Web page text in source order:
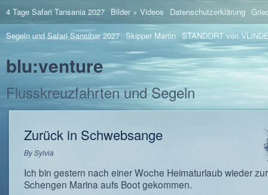
4 Tage Safari Tansania 2027 Bilder + Videos Datenschutzerklärung
Segeln und Safari Sansibar 2027 Skipper Martin STANDORT von
blu:venture
Flusskreuzfahrten und Segeln
Zurück in Schwebsange
BySylvia
Ich bin gestern nach einer Woche Heimaturlaub wieder
Schengen Marina aufs Boot gekommen.